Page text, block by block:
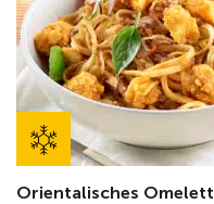
Orientalisches Omelett